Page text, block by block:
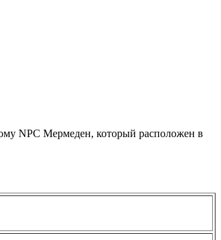
NPC Мермеден, который расположен в